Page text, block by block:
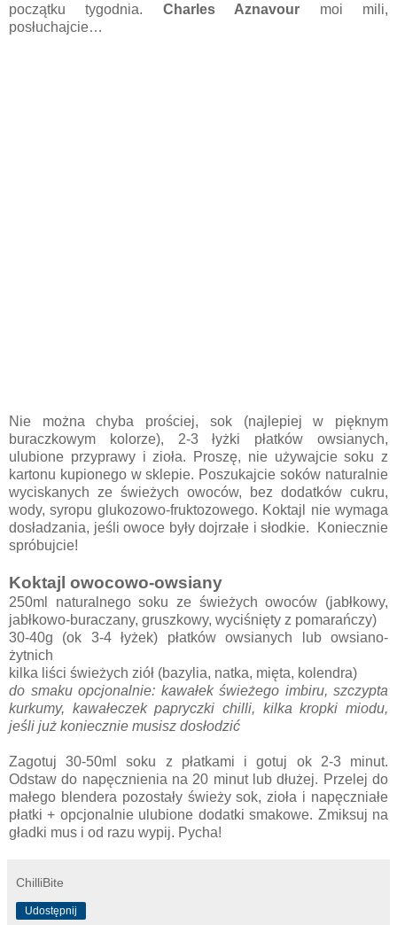
początku tygodnia. Charles Aznavour moi mili,
posłuchajcie…
Nie można chyba prościej, sok (najlepiej w pięknym
buraczkowym kolorze), 2-3 łyżki płatków owsianych,
ulubione przyprawy i zioła. Proszę, nie używajcie soku z
kartonu kupionego w sklepie. Poszukajcie soków naturalnie
wyciskanych ze świeżych owoców, bez dodatków cukru,
wody, syropu glukozowo-fruktozowego. Koktajl nie wymaga
dosładzania, jeśli owoce były dojrzałe i słodkie. Koniecznie
spróbujcie!
Koktajl owocowo-owsiany
250ml naturalnego soku ze świeżych owoców (jabłkowy,
jabłkowo-buraczany, gruszkowy, wyciśnięty z pomarańczy)
30-40g (ok 3-4 łyżek) płatków owsianych lub owsiano-
żytnich
kilka liści świeżych ziół (bazylia, natka, mięta, kolendra)
do smaku opcjonalnie: kawałek świeżego imbiru, szczypta
kurkumy, kawałeczek papryczki chilli, kilka kropki miodu,
jeśli już koniecznie musisz dosłodzić
Zagotuj 30-50ml soku z płatkami i gotuj ok 2-3 minut.
Odstaw do napęcznienia na 20 minut lub dłużej. Przelej do
małego blendera pozostały świeży sok, zioła i napęczniałe
płatki + opcjonalnie ulubione dodatki smakowe. Zmiksuj na
gładki mus i od razu wypij. Pycha!
ChilliBite
Udostępnij